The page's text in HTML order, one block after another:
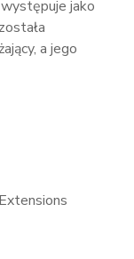
jako
a jego